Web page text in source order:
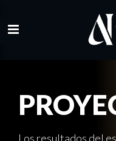
Los resultados del